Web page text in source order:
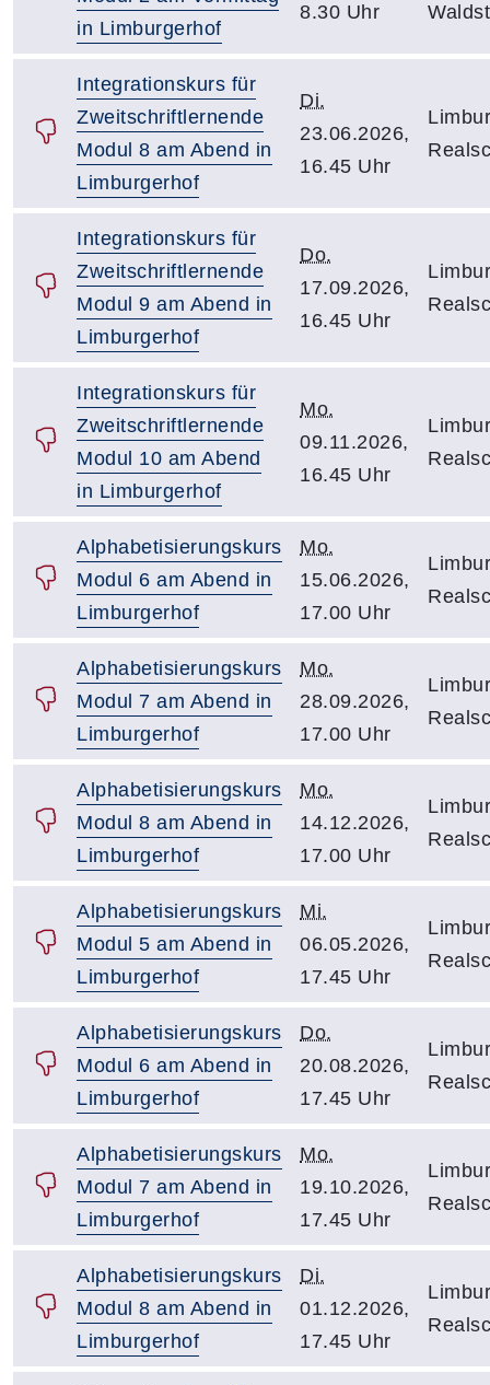
in Limburgerhof
8.30 Uhr
Integrationskurs für
Zweitschriftlernende
Modul 8 am Abend in
Limburgerhof
Di.
23.06.2026,
16.45 Uhr
Integrationskurs für
Zweitschriftlernende
Modul 9 am Abend in
Limburgerhof
Do.
17.09.2026,
16.45 Uhr
Integrationskurs für
Zweitschriftlernende
Modul 10 am Abend
in Limburgerhof
Mo.
09.11.2026,
16.45 Uhr
Alphabetisierungskurs
Modul 6 am Abend in
Limburgerhof
Mo.
15.06.2026,
17.00 Uhr
Alphabetisierungskurs
Modul 7 am Abend in
Limburgerhof
Mo.
28.09.2026,
17.00 Uhr
Alphabetisierungskurs
Modul 8 am Abend in
Limburgerhof
Mo.
14.12.2026,
17.00 Uhr
Alphabetisierungskurs
Modul 5 am Abend in
Limburgerhof
Mi.
06.05.2026,
17.45 Uhr
Alphabetisierungskurs
Modul 6 am Abend in
Limburgerhof
Do.
20.08.2026,
17.45 Uhr
Alphabetisierungskurs
Modul 7 am Abend in
Limburgerhof
Mo.
19.10.2026,
17.45 Uhr
Alphabetisierungskurs
Modul 8 am Abend in
Limburgerhof
Di.
01.12.2026,
17.45 Uhr